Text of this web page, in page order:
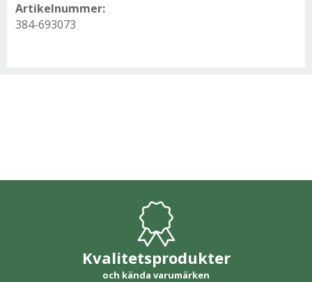
Artikelnummer:
384-693073
Kvalitetsprodukter
och kända varumärken